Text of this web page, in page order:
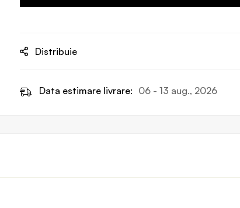
Distribuie
Data estimare livrare: 06 - 13 aug., 2026